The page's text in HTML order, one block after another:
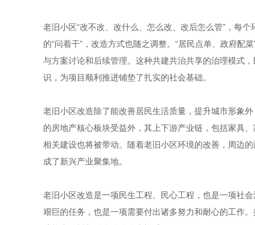
老旧小区“改不改、改什么、怎么改、改后怎么管”，每
的“问着干”，改造方式也随之调整。“居民点单、政府配
与方案讨论和后续管理。这种共建共治共享的治理模式
识，为项目顺利推进铺垫了扎实的社会基础。
老旧小区改造除了能改善居民生活质量，提升城市形象
的房地产核心板块受益外，其上下游产业链，包括家具
相关建设也将被带动。随着老旧小区环境的改善，周边
成了新兴产业聚集地。
老旧小区改造是一项民生工程、民心工程，也是一项社
艰巨的任务，也是一项需要付出诸多努力和耐心的工作